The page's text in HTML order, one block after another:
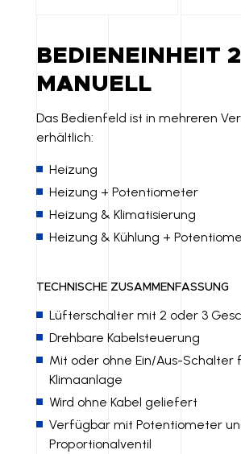
BEDIENEINHEIT
MANUELL
Das Bedienfeld ist in mehreren
erhältlich:
Heizung
Heizung + Potentiometer
Heizung & Klimatisierung
Heizung & Kühlung +
TECHNISCHE ZUSAMMENFASSUNG
Lüfterschalter mit 2 oder 3
Drehbare Kabelsteuerung
Mit oder ohne Ein/Aus-Schalter
Klimaanlage
Wird ohne Kabel geliefert
Verfügbar mit Potentiometer
Proportionalventil